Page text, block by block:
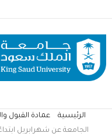
المحتوى
الرئيسي
مسار
الرئيسية عمادة القبول
الجامعة عن شهرابريل ابتداءً من